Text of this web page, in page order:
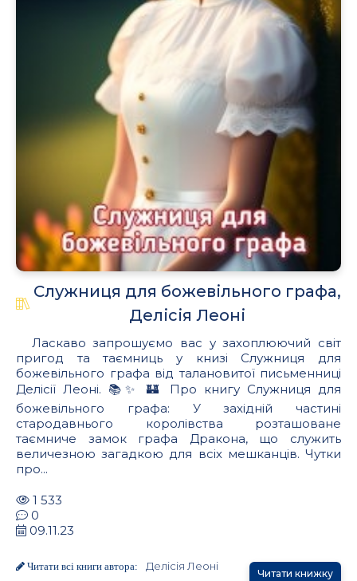
Служниця для божевільного графа,
Делісія Леоні
Ласкаво запрошуємо вас у захоплюючий світ
пригод та таємниць у книзі Служниця для
божевільного графа від талановитої письменниці
Делісії Леоні. 📚✨ 🏰 Про книгу Служниця для
божевільного графа: У західній частині
стародавнього королівства розташоване
таємниче замок графа Дракона, що служить
величезною загадкою для всіх мешканців. Чутки
про...
1 533
0
09.11.23
Читати всі книги автора: Делісія Леоні
Читати книжку